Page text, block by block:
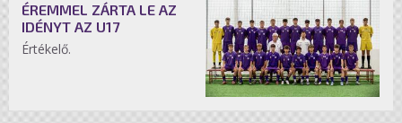
ÉREMMEL ZÁRTA LE AZ
IDÉNYT AZ U17
Értékelő.